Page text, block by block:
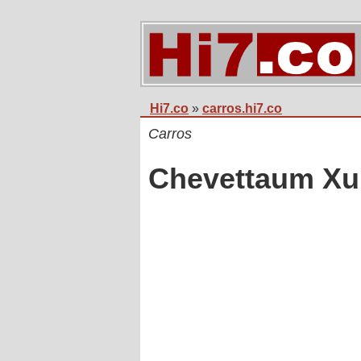
Hi7.co » carros.hi7.co
Carros
Chevettaum